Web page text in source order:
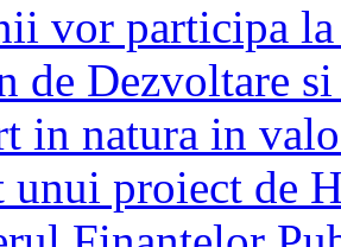
vor participa
de Dezvoltare
in natura in
proiect de